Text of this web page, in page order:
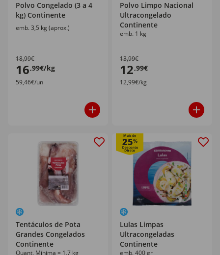
Polvo Congelado (3 a 4
kg) Continente
emb. 3,5 kg (aprox.)
18,99€
16,99€/kg
59,46€/un
Polvo Limpo Nacional
Ultracongelado
Continente
emb. 1 kg
13,99€
12,99€
12,99€/kg
Tentáculos de Pota
Grandes Congelados
Continente
Quant. Mínima = 1,7 kg
Mais de
25%
Lulas Limpas
Ultracongeladas
Continente
emb. 400 gr